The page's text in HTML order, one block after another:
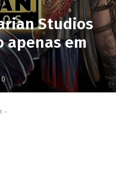
Studios
apenas em
0
-